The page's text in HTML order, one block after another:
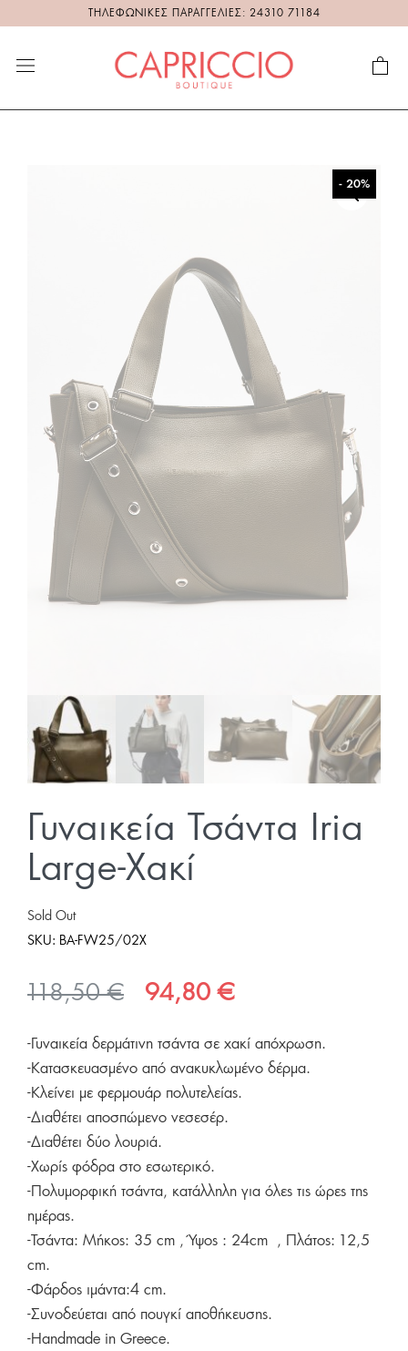
ΤΗΛΕΦΩΝΙΚΕΣ ΠΑΡΑΓΓΕΛΙΕΣ: 24310 71184
- 20%
Γυναικεία Τσάντα Iria
Large-Χακί
Sold Out
SKU: BA-FW25/02X
118,50€
Original
was:
118,50 €.
94,80€Η
τιμή
είναι:
-Γυναικεία δερμάτινη τσάντα σε χακί απόχρωση.
-Κατασκευασμένο από ανακυκλωμένο δέρμα.
-Κλείνει με φερμουάρ πολυτελείας.
-Διαθέτει αποσπώμενο νεσεσέρ.
-Διαθέτει δύο λουριά.
-Χωρίς φόδρα στο εσωτερικό.
-Πολυμορφική τσάντα, κατάλληλη για όλες τις ώρες της
ημέρας.
-Τσάντα: Μήκος: 35 cm , Ύψος : 24cm , Πλάτος: 12,5
cm.
-Φάρδος ιμάντα:4 cm.
-Συνοδεύεται από πουγκί αποθήκευσης.
-Handmade in Greece.